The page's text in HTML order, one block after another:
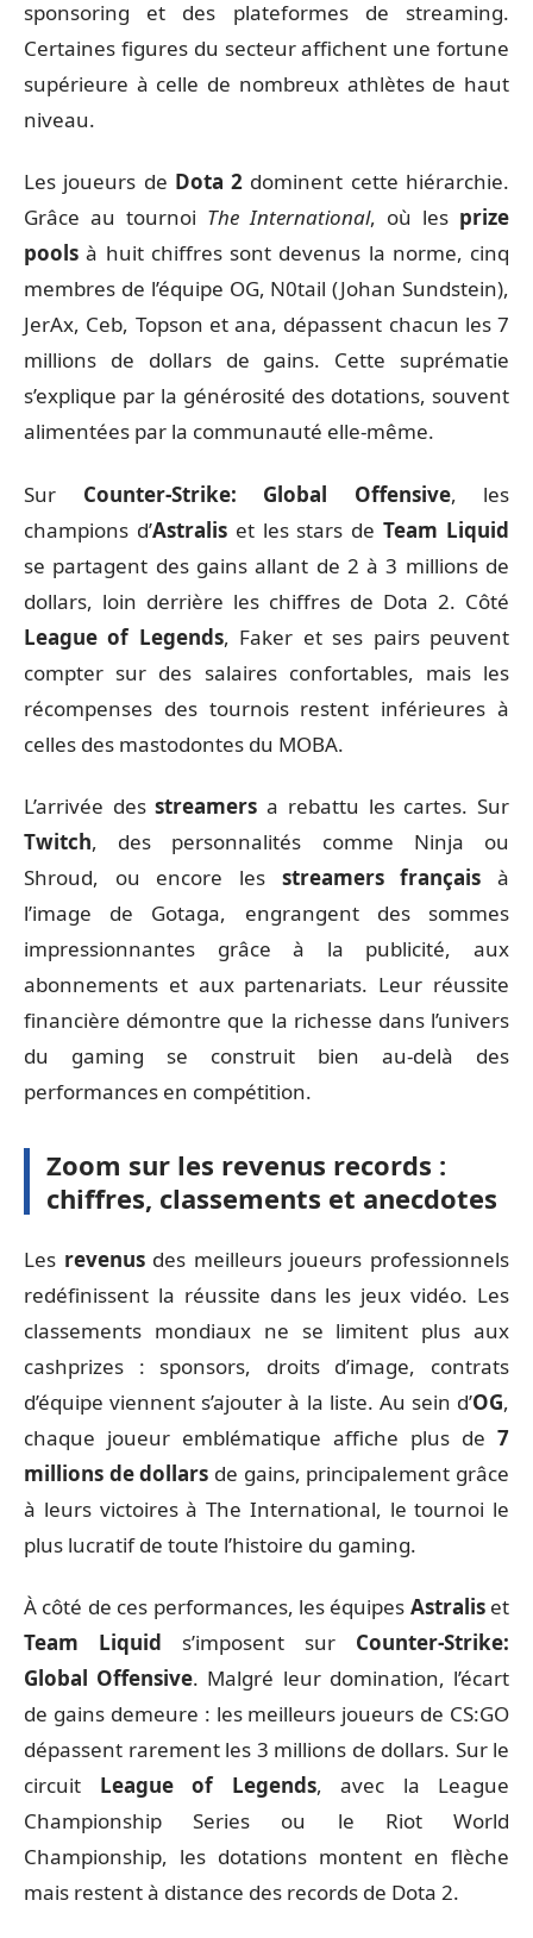
sponsoring et des plateformes de streaming.
Certaines figures du secteur affichent une fortune
supérieure à celle de nombreux athlètes de haut
niveau.
Les joueurs de Dota 2 dominent cette hiérarchie.
Grâce au tournoi The International, où les prize
pools à huit chiffres sont devenus la norme, cinq
membres de l’équipe OG, N0tail (Johan Sundstein),
JerAx, Ceb, Topson et ana, dépassent chacun les 7
millions de dollars de gains. Cette suprématie
s’explique par la générosité des dotations, souvent
alimentées par la communauté elle-même.
Sur Counter-Strike: Global Offensive, les
champions d’Astraliset les stars deTeam Liquid
se partagent des gains allant de 2 à 3 millions de
dollars, loin derrière les chiffres de Dota 2. Côté
League of Legends, Faker et ses pairs peuvent
compter sur des salaires confortables, mais les
récompenses des tournois restent inférieures à
celles des mastodontes du MOBA.
L’arrivée desstreamers a rebattu les cartes. Sur
Twitch, des personnalités comme Ninja ou
Shroud, ou encore les streamers français à
l’image de Gotaga, engrangent des sommes
impressionnantes grâce à la publicité, aux
abonnements et aux partenariats. Leur réussite
financière démontre que la richesse dans l’univers
du gaming se construit bien au-delà des
performances en compétition.
Zoom sur les revenus records :
chiffres, classements et anecdotes
Les revenusdes meilleurs joueurs professionnels
redéfinissent la réussite dans les jeux vidéo. Les
classements mondiaux ne se limitent plus aux
cashprizes : sponsors, droits d’image, contrats
d’équipe viennent s’ajouter à la liste. Au sein d’OG,
chaque joueur emblématique affiche plus de 7
millions de dollars de gains, principalement grâce
à leurs victoires à The International, le tournoi le
plus lucratif de toute l’histoire du gaming.
À côté de ces performances, les équipes Astraliset
Team Liquid s’imposent sur Counter-Strike:
Global Offensive. Malgré leur domination, l’écart
de gains demeure : les meilleurs joueurs de CS:GO
dépassent rarement les 3 millions de dollars. Sur le
circuit League of Legends, avec la League
Championship Series ou le Riot World
Championship, les dotations montent en flèche
mais restent à distance des records de Dota 2.